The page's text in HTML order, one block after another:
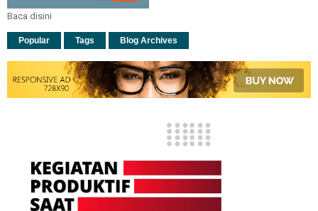
Baca disini
Popular Tags Blog Archives